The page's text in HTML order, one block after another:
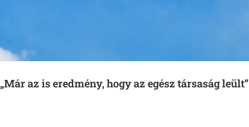
„Már az is eredmény, hogy az egész társaság leült”